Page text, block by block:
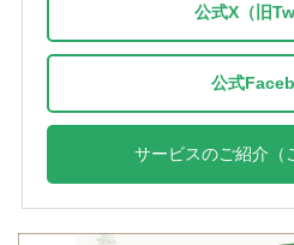
公式X（旧
公式
サービスのご紹介（